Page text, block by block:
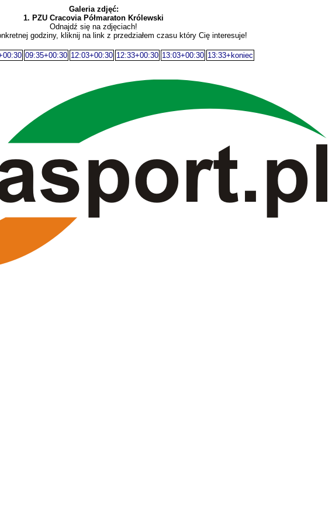
Galeria zdjęć:
1. PZU Cracovia Półmaraton Królewski
Odnajdź się na zdjęciach!
godziny, kliknij na link z przedziałem czasu który Cię interesuje!
09:35+00:30 12:03+00:30 12:33+00:30 13:03+00:30 13:33+koniec